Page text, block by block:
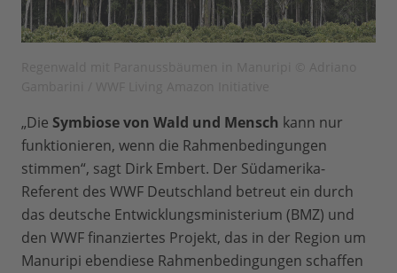
„Die Symbiose von Wald und Mensch kann nur
funktionieren, wenn die Rahmenbedingungen
stimmen“, sagt Dirk Embert. Der Südamerika-
Referent des WWF Deutschland betreut ein durch
das deutsche Entwicklungsministerium (BMZ) und
den WWF finanziertes Projekt, das in der Region um
Manuripi ebendiese Rahmenbedingungen schaffen